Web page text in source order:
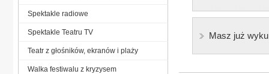
Masz już
Spektakle radiowe
Spektakle Teatru TV
Teatr z głośników, ekranów i plaży
Walka festiwalu z kryzysem